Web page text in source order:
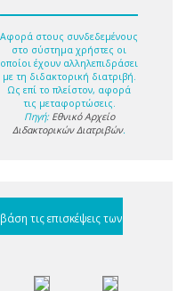
Αφορά στους συνδεδεμένους
στο σύστημα χρήστες οι
οποίοι έχουν αλληλεπιδράσει
με τη διδακτορική διατριβή.
Ως επί το πλείστον, αφορά
τις μεταφορτώσεις.
Πηγή: Εθνικό Αρχείο
Διδακτορικών Διατριβών.
τις επισκέψεις των